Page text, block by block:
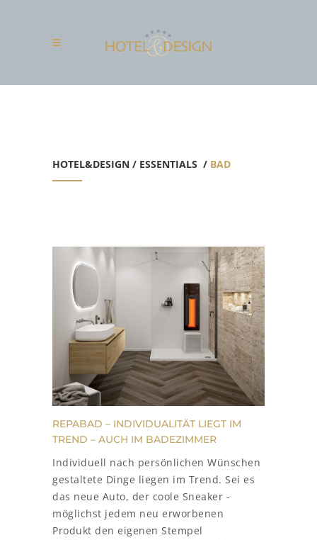
HOTEL&DESIGN / ESSENTIALS / BAD
REPABAD – INDIVIDUALITÄT LIEGT IM
TREND – AUCH IM BADEZIMMER
Individuell nach persönlichen Wünschen
gestaltete Dinge liegen im Trend. Sei es
das neue Auto, der coole Sneaker -
möglichst jedem neu erworbenen
Produkt den eigenen Stempel